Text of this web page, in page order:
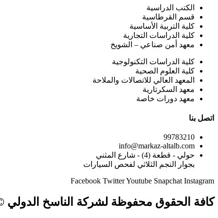
الكتب الدراسية
قسم القرطاسية
كلية التربية الأساسية
كلية الدراسات التجارية
معهد أمن صناعي – الشويخ
كلية الدراسات التكنولوجية
كلية العلوم الصحية
المعهد العالي للاتصالات والملاحة
معهد السكرتارية
معهد دورات خاصة
اتصل بنا
99783210
info@markaz-altalb.com
حولي - قطعة (4) - شارع المثني
بجوار النجم الثلاثي لفحص السيارات
Facebook TwitterYoutube Snapchat Instagram
كافة الحقوق محفوظة لشركة الناسخ الدولي ©